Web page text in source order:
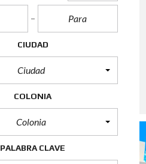
CIUDAD
Ciudad
COLONIA
Colonia
PALABRA CLAVE